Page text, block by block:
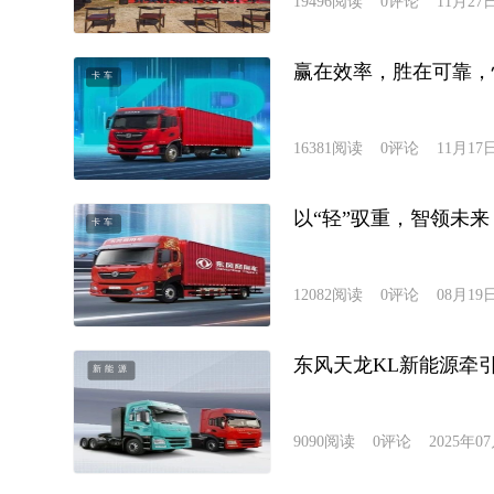
卡车 赢在效率，胜在可靠
16381 阅读 0评论 11月17
卡车 以“轻”驭重，智领未
12082阅读 0评论 08月19
新能源 东风天龙KL新能源牵
9090阅读 0评论 2025年